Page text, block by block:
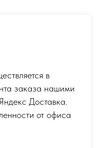
в
заказа нашими
Доставка.
от офиса